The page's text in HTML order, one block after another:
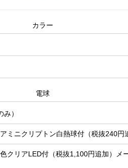
カラー
電球
）
ミニクリプトン白熱球付（税抜240円
クリアLED付（税抜1,100円追加）メ